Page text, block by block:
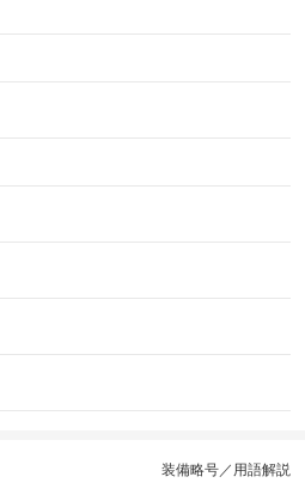
装備略号／用語解説